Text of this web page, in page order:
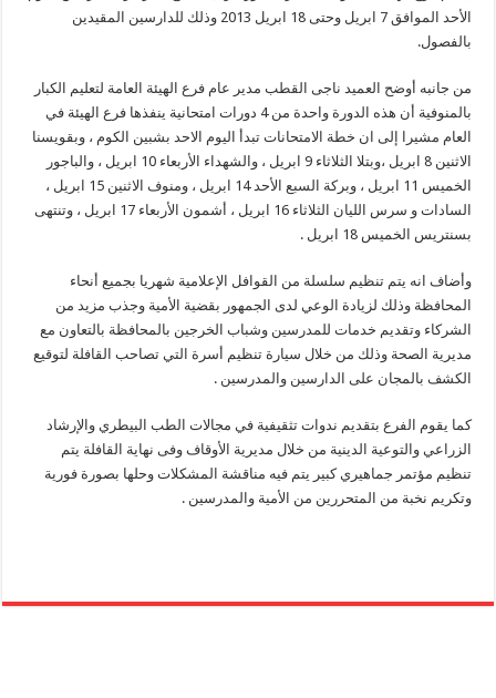
الأحد الموافق 7 ابريل وحتى 18 ابريل 2013 وذلك للدارسين المقيدين
بالفصول.
من جانبه أوضح العميد ناجى القطب مدير عام فرع الهيئة العامة لتعليم الكبار
بالمنوفية أن هذه الدورة واحدة من 4 دورات امتحانية ينفذها فرع الهيئة في
العام مشيرا إلى ان خطة الامتحانات تبدأ اليوم الاحد بشبين الكوم ، وبقويسنا
الاثنين 8 ابريل ،وبتلا الثلاثاء 9 ابريل ، والشهداء الأربعاء 10 ابريل ، والباجور
الخميس 11 ابريل ، وبركة السبع الأحد 14 ابريل ، ومنوف الاثنين 15 ابريل ،
السادات و سرس الليان الثلاثاء 16 ابريل ، أشمون الأربعاء 17 ابريل ، وتنتهى
بسنتريس الخميس 18 ابريل .
وأضاف انه يتم تنظيم سلسلة من القوافل الإعلامية شهريا بجميع أنحاء
المحافظة وذلك لزيادة الوعي لدى الجمهور بقضية الأمية وجذب مزيد من
الشركاء وتقديم خدمات للمدرسين وشباب الخرجين بالمحافظة بالتعاون مع
مديرية الصحة وذلك من خلال سيارة تنظيم أسرة التي تصاحب القافلة لتوقيع
الكشف بالمجان على الدارسين والمدرسين .
كما يقوم الفرع بتقديم ندوات تثقيفية في مجالات الطب البيطري والإرشاد
الزراعي والتوعية الدينية من خلال مديرية الأوقاف وفى نهاية القافلة يتم
تنظيم مؤتمر جماهيري كبير يتم فيه مناقشة المشكلات وحلها بصورة فورية
وتكريم نخبة من المتحررين من الأمية والمدرسين .